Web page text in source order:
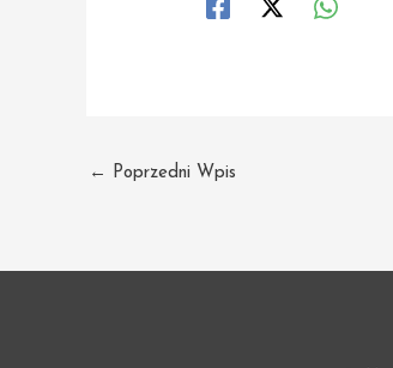
← Poprzedni Wpis